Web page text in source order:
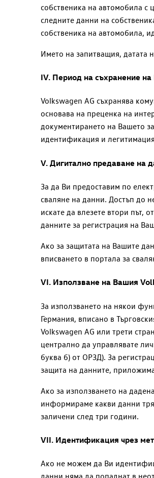
собственика на автомобила с
следните данни на
собственика на автомобила,
Името на запитващия, датата
IV. Период на съхранение
Volkswagen AG съхранява
основава на преценка на
документирането на Вашето
идентификация и
V. Дигитално предаване на
За да Ви предоставим по
сваляне на данни. Достъп до
искате да влезете втори път,
данните за регистрация на
Ако за защитата на Вашите
вписването в портала за
VI. Използване на Вашия
За използването на някои
Германия, вписано в
Volkswagen AG или трети
централно да управлявате
буква б) от ОРЗД). За
защита на данните,
Ако за използването на
информираме какви данни
заличени след три години.
VII. Идентификация чрез
Ако не можем да Ви